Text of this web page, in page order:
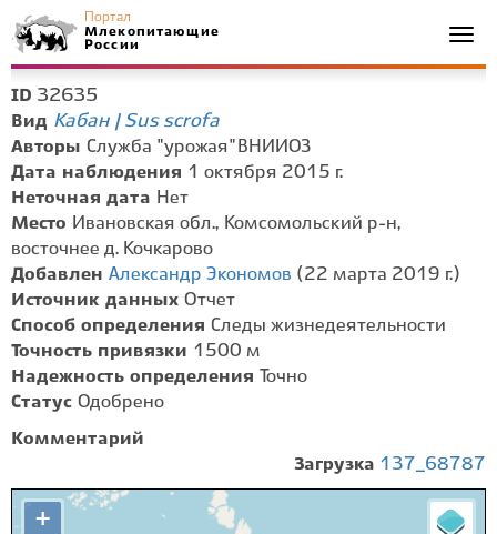
Портал
Млекопитающие
России
ID 32635
Вид Кабан | Sus scrofa
Авторы Служба "урожая" ВНИИОЗ
Дата наблюдения 1 октября 2015 г.
Неточная дата Нет
Место Ивановская обл., Комсомольский р-н,
восточнее д. Кочкарово
Добавлен Александр Экономов (22 марта 2019 г.)
Источник данных Отчет
Способ определения Следы жизнедеятельности
Точность привязки 1500 м
Надежность определения
Точно
Статус Одобрено
Комментарий
Загрузка 137_68787
+